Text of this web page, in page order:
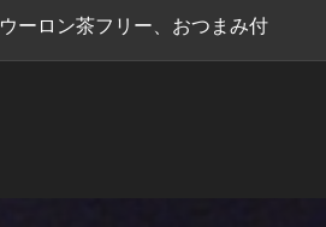
ウーロン茶フリー、おつまみ付